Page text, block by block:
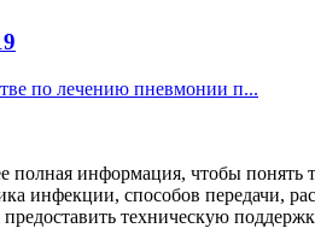
по лечению пневмонии п...
полная информация, чтобы
инфекции, способов передачи,
техническую